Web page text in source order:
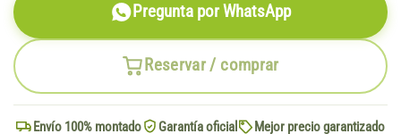
Reservar / comprar
Pregunta por WhatsApp
Envío 100% montado Garantía oficial
Mejor precio garantizado